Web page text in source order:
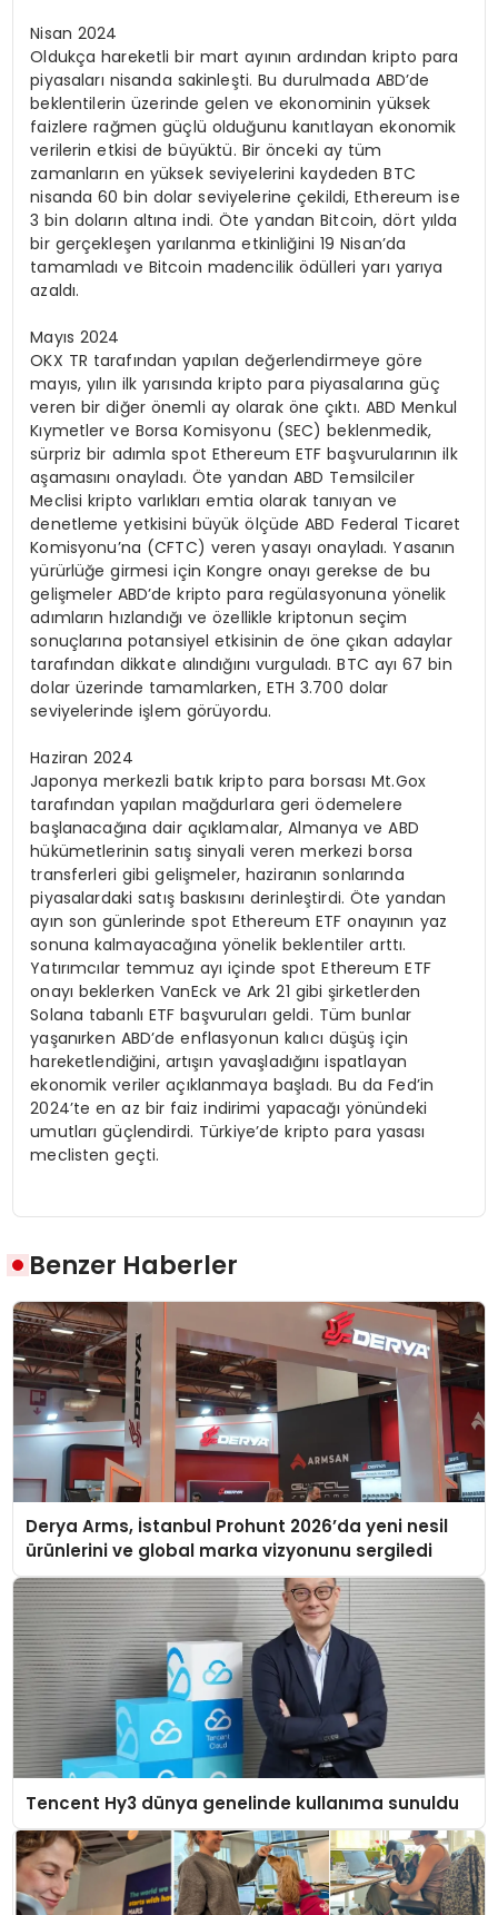
Nisan 2024
Oldukça hareketli bir mart ayının ardından kripto para
piyasaları nisanda sakinleşti. Bu durulmada ABD’de
beklentilerin üzerinde gelen ve ekonominin yüksek
faizlere rağmen güçlü olduğunu kanıtlayan ekonomik
verilerin etkisi de büyüktü. Bir önceki ay tüm
zamanların en yüksek seviyelerini kaydeden BTC
nisanda 60 bin dolar seviyelerine çekildi, Ethereum ise
3 bin doların altına indi. Öte yandan Bitcoin, dört yılda
bir gerçekleşen yarılanma etkinliğini 19 Nisan’da
tamamladı ve Bitcoin madencilik ödülleri yarı yarıya
azaldı.
Mayıs 2024
OKX TR tarafından yapılan değerlendirmeye göre
mayıs, yılın ilk yarısında kripto para piyasalarına güç
veren bir diğer önemli ay olarak öne çıktı. ABD Menkul
Kıymetler ve Borsa Komisyonu (SEC) beklenmedik,
sürpriz bir adımla spot Ethereum ETF başvurularının ilk
aşamasını onayladı. Öte yandan ABD Temsilciler
Meclisi kripto varlıkları emtia olarak tanıyan ve
denetleme yetkisini büyük ölçüde ABD Federal Ticaret
Komisyonu’na (CFTC) veren yasayı onayladı. Yasanın
yürürlüğe girmesi için Kongre onayı gerekse de bu
gelişmeler ABD’de kripto para regülasyonuna yönelik
adımların hızlandığı ve özellikle kriptonun seçim
sonuçlarına potansiyel etkisinin de öne çıkan adaylar
tarafından dikkate alındığını vurguladı. BTC ayı 67 bin
dolar üzerinde tamamlarken, ETH 3.700 dolar
seviyelerinde işlem görüyordu.
Haziran 2024
Japonya merkezli batık kripto para borsası Mt.Gox
tarafından yapılan mağdurlara geri ödemelere
başlanacağına dair açıklamalar, Almanya ve ABD
hükümetlerinin satış sinyali veren merkezi borsa
transferleri gibi gelişmeler, haziranın sonlarında
piyasalardaki satış baskısını derinleştirdi. Öte yandan
ayın son günlerinde spot Ethereum ETF onayının yaz
sonuna kalmayacağına yönelik beklentiler arttı.
Yatırımcılar temmuz ayı içinde spot Ethereum ETF
onayı beklerken VanEck ve Ark 21 gibi şirketlerden
Solana tabanlı ETF başvuruları geldi. Tüm bunlar
yaşanırken ABD’de enflasyonun kalıcı düşüş için
hareketlendiğini, artışın yavaşladığını ispatlayan
ekonomik veriler açıklanmaya başladı. Bu da Fed’in
2024’te en az bir faiz indirimi yapacağı yönündeki
umutları güçlendirdi. Türkiye’de kripto para yasası
meclisten geçti.
Benzer Haberler
Derya Arms, İstanbul Prohunt 2026’da yeni nesil
ürünlerini ve global marka vizyonunu sergiledi
Tencent Hy3 dünya genelinde kullanıma sunuldu